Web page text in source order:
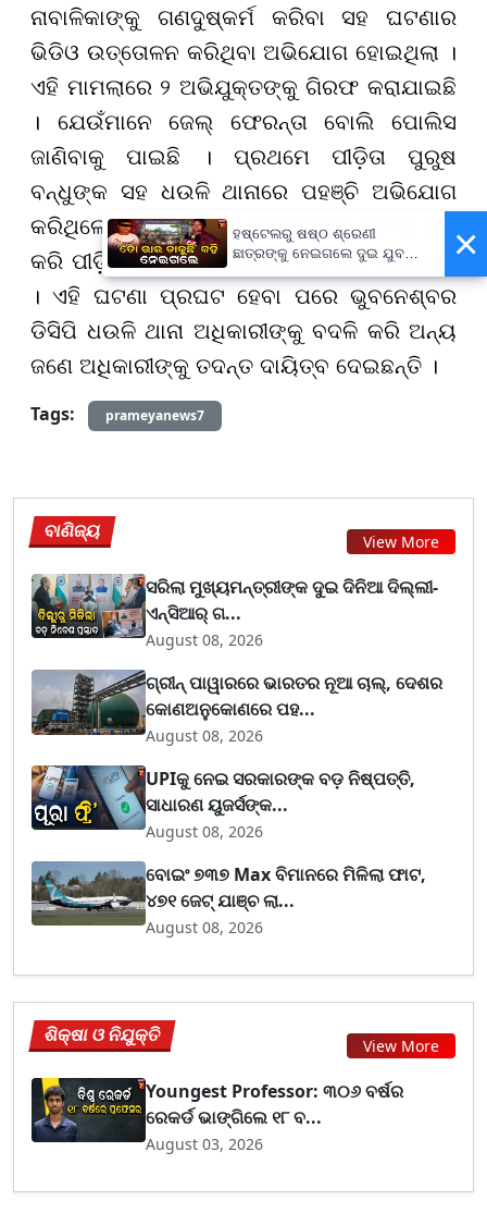
ନାବାଳିକାଙ୍କୁ ଗଣଦୁଷ୍କର୍ମ କରିବା ସହ ଘଟଣାର
ଭିଡିଓ ଉତ୍ତୋଳନ କରିଥିବା ଅଭିଯୋଗ ହୋଇଥିଲା ।
ଏହି ମାମଲାରେ ୨ ଅଭିଯୁକ୍ତଙ୍କୁ ଗିରଫ କରାଯାଇଛି
। ଯେଉଁମାନେ ଜେଲ୍ ଫେରନ୍ତା ବୋଲି ପୋଲିସ
ଜାଣିବାକୁ ପାଇଛି । ପ୍ରଥମେ ପୀଡ଼ିତା ପୁରୁଷ
ବନ୍ଧୁଙ୍କ ସହ ଧଉଳି ଥାନାରେ ପହଞ୍ଚି ଅଭିଯୋଗ
କରିଥିଲେ ବି ପୋଲିସ ଏକ ଅସଦାଚରଣ ମାମଲା ରୁଜୁ
କରି ପୀଡ଼ିତା ଓ ପୁରୁଷବନ୍ଧୁଙ୍କୁ ବିଦା କରି ଦେଇଥିଲା
। ଏହି ଘଟଣା ପ୍ରଘଟ ହେବା ପରେ ଭୁବନେଶ୍ବର
ଡିସିପି ଧଉଳି ଥାନା ଅଧିକାରୀଙ୍କୁ ବଦଳି କରି ଅନ୍ୟ
ଜଣେ ଅଧିକାରୀଙ୍କୁ ତଦନ୍ତ ଦାୟିତ୍ବ ଦେଇଛନ୍ତି ।
Tags:
prameyanews7
ବାଣିଜ୍ୟ View More
ସରିଲା ମୁଖ୍ୟମନ୍ତ୍ରୀଙ୍କ ଦୁଇ ଦିନିଆ ଦିଲ୍ଲୀ-
ଏନ୍‌ସିଆର୍ ଗ...
August 08, 2026
ଗ୍ରୀନ୍ ପାୱାରରେ ଭାରତର ନୂଆ ଚାଲ୍, ଦେଶର
କୋଣଅନୁକୋଣରେ ପହ...
August 08, 2026
UPIକୁ ନେଇ ସରକାରଙ୍କ ବଡ଼ ନିଷ୍ପତ୍ତି,
ସାଧାରଣ ୟୁଜର୍ସଙ୍କ...
August 08, 2026
ବୋଇଂ ୭୩୭ Max ବିମାନରେ ମିଳିଲା ଫାଟ,
୪୭୧ ଜେଟ୍ ଯାଞ୍ଚ ଲା...
August 08, 2026
ଶିକ୍ଷା ଓ ନିଯୁକ୍ତି View More
Youngest Professor: ୩୦୬ ବର୍ଷର
ରେକର୍ଡ ଭାଙ୍ଗିଲେ ୧୮ ବ...
August 03, 2026
×
ହଷ୍ଟେଲରୁ ଷଷ୍ଠ ଶ୍ରେଣୀ
ଛାତ୍ରଙ୍କୁ ନେଇଗଲେ ଦୁଇ ଯୁବକ,
ନିବେଦନ